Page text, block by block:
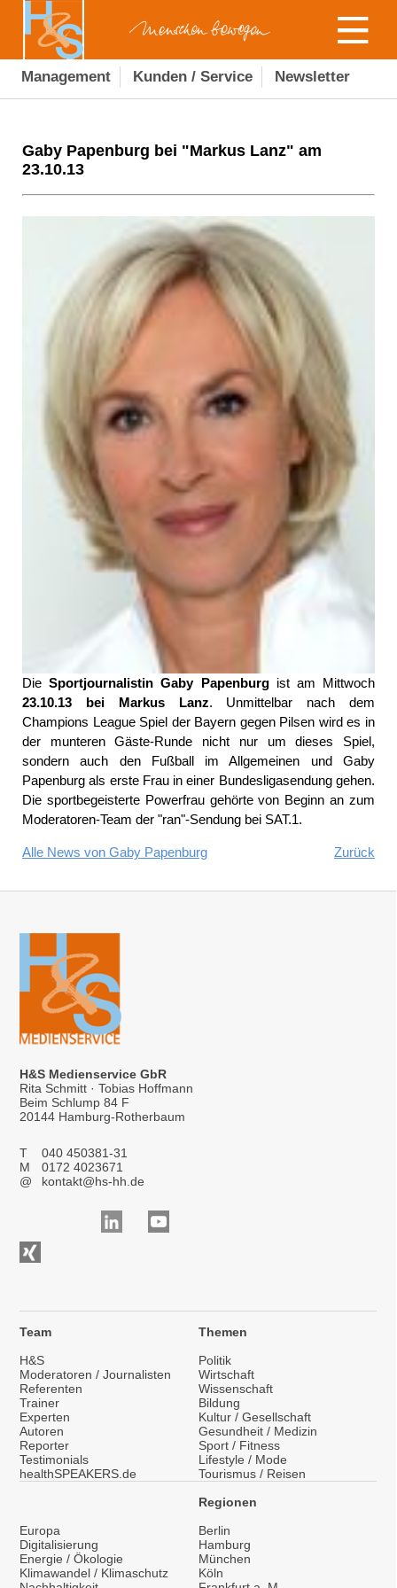
Management Kunden / Service Newsletter
Gaby Papenburg bei "Markus Lanz" am
23.10.13
DieSportjournalistin Gaby Papenburgist am Mittwoch
23.10.13 bei Markus Lanz. Unmittelbar nach dem
Champions League Spiel der Bayern gegen Pilsen wird es in
der munteren Gäste-Runde nicht nur um dieses Spiel,
sondern auch den Fußball im Allgemeinen und Gaby
Papenburg als erste Frau in einer Bundesligasendung gehen.
Die sportbegeisterte Powerfrau gehörte von Beginn an zum
Moderatoren-Team der "ran"-Sendung bei SAT.1.
Alle News von Gaby Papenburg Zurück
H&S Medienservice GbR
Rita Schmitt · Tobias Hoffmann
Beim Schlump 84 F
20144 Hamburg-Rotherbaum
T
040 450381-31
M
0172 4023671
@
kontakt@hs-hh.de
Team
H&S
Moderatoren / Journalisten
Referenten
Trainer
Experten
Autoren
Reporter
Testimonials
healthSPEAKERS.de
Themen
Politik
Wirtschaft
Wissenschaft
Bildung
Kultur / Gesellschaft
Gesundheit / Medizin
Sport / Fitness
Lifestyle / Mode
Tourismus / Reisen
Europa
Digitalisierung
Energie / Ökologie
Klimawandel / Klimaschutz
Regionen
Berlin
Hamburg
München
Köln